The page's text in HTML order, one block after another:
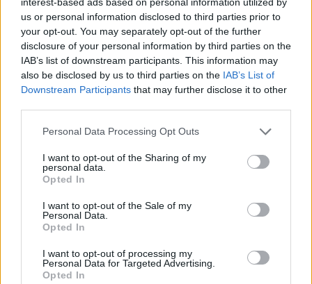
us or personal information disclosed to third parties prior to
your opt-out. You may separately opt-out of the further
disclosure of your personal information by third parties on the
IAB’s list of downstream participants. This information may
also be disclosed by us to third parties on the IAB’s List of
Downstream Participants that may further disclose it to other
Please note that this website/app uses one or more Google
not limited to your visit or usage behaviour. You may click to
grant or deny consent to Google and its third-party tags to
use your data for below specified purposes in below Google
consent section.
Personal Data Processing Opt Outs
I want to opt-out of the Sharing of my
personal data.
Opted In
I want to opt-out of the Sale of my
Personal Data.
Opted In
I want to opt-out of processing my
Personal Data for Targeted Advertising.
Opted In
A mindszenti művészetpártoló
könyvelő és statisztikus, Hegedűs
Ibolya – Ex libris gyűjtők,
gyűjtemények. 34. rész
Munkák és napok – és kincsek. 100. rész